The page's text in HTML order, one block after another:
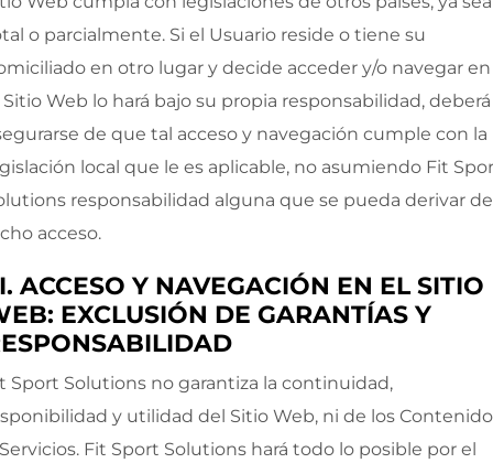
o parcialmente. Si el Usuario reside o tiene su
en otro lugar y decide acceder y/o navegar en
Sitio Web lo hará bajo su propia responsabilidad, deberá
de que tal acceso y navegación cumple con la
local que le es aplicable, no asumiendo Fit
responsabilidad alguna que se pueda derivar de
acceso.
ACCESO Y NAVEGACIÓN EN EL SITIO
EXCLUSIÓN DE GARANTÍAS Y
Sport Solutions no garantiza la continuidad,
y utilidad del Sitio Web, ni de los
Fit Sport Solutions hará todo lo posible por el